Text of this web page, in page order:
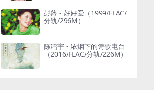
彭羚 - 好好爱（1999/FLAC/
分轨/296M）
陈鸿宇 - 浓烟下的诗歌电台
（2016/FLAC/分轨/226M）